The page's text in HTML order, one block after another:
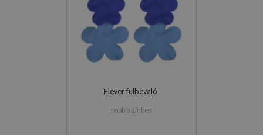
Flever fülbevaló
Több színben